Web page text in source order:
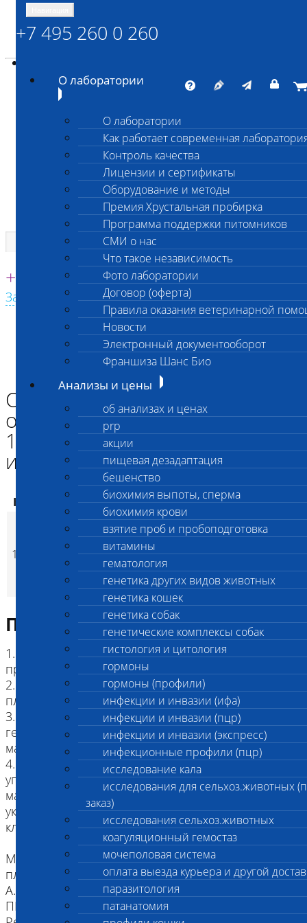
ШАНС БИО
Независимая ветеринарная лаборатория
Единая круглосуточная справочная
+7 495 260 0 260
Заказать звонок с сайта
+7 495 260 0 260
О лаборатории
О лаборатории
Как работает современная
Контроль качества
Лицензии и сертификаты
Оборудование и методы
Премия Хрустальная пробирка
Программа поддержки питомников
СМИ о нас
Что такое независимость
Фото лаборатории
Договор (оферта)
Правила оказания ветеринарной
Новости
Электронный документооборот
Франшиза Шанс Био
Анализы и цены
об анализах и ценах
prp
акции
пищевая дезадаптация
бешенство
биохимия выпоты, сперма
биохимия крови
взятие проб и пробоподготовка
витамины
гематология
генетика других видов животных
генетика кошек
генетика собак
генетические комплексы собак
гистология и цитология
гормоны
гормоны (профили)
инфекции и инвазии (ифа)
инфекции и инвазии (пцр)
инфекции и инвазии (экспресс)
инфекционные профили (пцр)
исследование кала
исследования для сельхоз.животных
заказ)
исследования сельхоз.животных
коагуляционный гемостаз
мочеполовая система
оплата выезда курьера и другой
паразитология
патанатомия
Главная страница
Анализы и цены
ВЗЯТИЕ ПРОБ и ПРОБОПОДГОТОВКА
Отбор биоматериала от одного плода весом не более 1 кг
для лабораторных исследований
Отбор биоматериала от
одного плода весом не более
1 кг для лабораторных
исследований
Код Наименование услуг Цена, руб.
1918
Отбор биоматериала
от одного плода
весом не более 1 кг
для лабораторных
исследований
1 100p (Время
Подготовка к исследованию
1. Абортированные плоды весом до 1 кг
предоставляются в лабораторию целиком.
2. Рекомендуется сохранять в целостности
плодные оболочки.
3. Каждый плод помещается в отдельный чистый
герметично закрываемый пакет, пакет
маркируется данными Заказчика и плода.
4. Абортированные плоды от одного животного
упаковываются каждый в свой отдельный пакет,
маркируются порядковым номером плода, далее
укладываются в один пакет и маркируются
кличкой родителя
Максимальный срок хранения для доставки
плодов в лабораторию:
А. При условии охлаждения (+2+8 ̊С)
ПЦР диагностика: хранение не более 12 часов.